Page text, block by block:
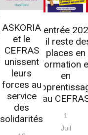
ASKORIA
et le
CEFRAS
unissent
leurs
forces au
service
des
solidarités
Rentrée
: il reste
places en
formation
en
au
1
Juil